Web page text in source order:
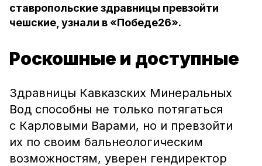
ставропольские здравницы превзойти
чешские, узнали в «Победе26».
Роскошные и доступные
Здравницы Кавказских Минеральных
Вод способны не только потягаться
с Карловыми Варами, но и превзойти
их по своим бальнеологическим
возможностям, уверен гендиректор